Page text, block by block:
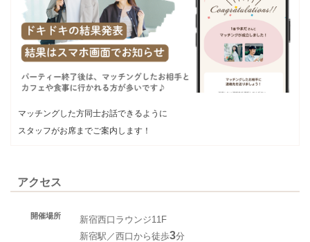
マッチングした方同士お話できるように
スタッフがお席までご案内します！
アクセス
開催場所
新宿西口ラウンジ11F
新宿駅／西口から徒歩3分